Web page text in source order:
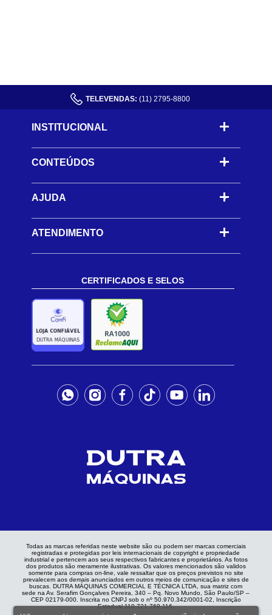
TELEVENDAS: (11) 2795-8800
INSTITUCIONAL
CONTEÚDOS -
AJUDA -
ATENDIMENTO
CERTIFICADOS E SELOS
Todas as marcas referidas neste website são ou podem ser marcas comerciais
registradas e protegidas por leis internacionais de copyright e propriedade
industrial e pertencem aos seus respectivos fabricantes e proprietários. As fotos
dos produtos são meramente ilustrativas. Os valores mencionados são validos
somente para compras on-line, vale ressaltar que os preços previstos no site
prevalecem aos demais anunciados em outros meios de comunicação e sites de
buscas. DUTRA MÁQUINAS COMERCIAL E TÉCNICA LTDA, sua matriz com
sede na Av. Serafim Gonçalves Pereira, 340 – Pq. Novo Mundo, São Paulo/SP –
CEP 02179-000. Inscrita no CNPJ sob o nº 50.970.342/0001-02, Inscrição
Estadual 110.721.769.116.